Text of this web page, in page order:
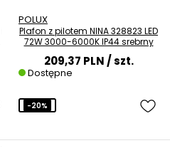
POLUX
Plafon z pilotem NINA 328823 LED
72W 3000-6000K IP44 srebrny
209,37 PLN/ szt.
Dostępne
-20%